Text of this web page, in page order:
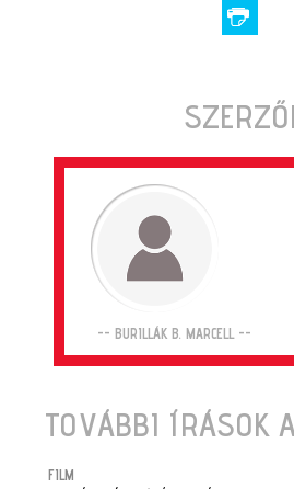
-- BURILLÁK B. MARCELL --
TOVÁBBI ÍRÁSOK
FILM